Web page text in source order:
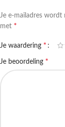
Je e-mailadres wordt
met *
Je waardering *
Je beoordeling *